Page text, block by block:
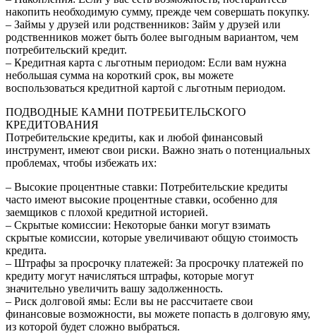
накопить необходимую сумму, прежде чем совершать покупку.
– Займы у друзей или родственников: Займ у друзей или
родственников может быть более выгодным вариантом, чем
потребительский кредит.
– Кредитная карта с льготным периодом: Если вам нужна
небольшая сумма на короткий срок, вы можете
воспользоваться кредитной картой с льготным периодом.
ПОДВОДНЫЕ КАМНИ ПОТРЕБИТЕЛЬСКОГО
КРЕДИТОВАНИЯ
Потребительские кредиты, как и любой финансовый
инструмент, имеют свои риски. Важно знать о потенциальных
проблемах, чтобы избежать их:
– Высокие процентные ставки: Потребительские кредиты
часто имеют высокие процентные ставки, особенно для
заемщиков с плохой кредитной историей.
– Скрытые комиссии: Некоторые банки могут взимать
скрытые комиссии, которые увеличивают общую стоимость
кредита.
– Штрафы за просрочку платежей: За просрочку платежей по
кредиту могут начисляться штрафы, которые могут
значительно увеличить вашу задолженность.
– Риск долговой ямы: Если вы не рассчитаете свои
финансовые возможности, вы можете попасть в долговую яму,
из которой будет сложно выбраться.